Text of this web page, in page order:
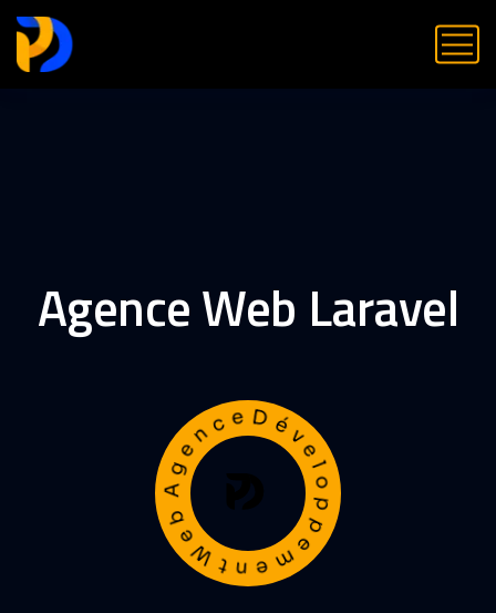
Agence Web Laravel
AgenceDéveloppementWeb